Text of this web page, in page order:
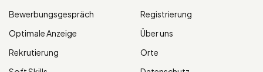
Bewerbungsgespräch
Optimale Anzeige
Rekrutierung
Registrierung
Über uns
Orte